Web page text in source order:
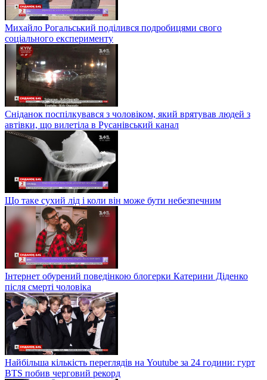
Михайло Рогальський поділився подробицями свого
соціального експерименту
Сніданок поспілкувався з чоловіком, який врятував людей з
автівки, що вилетіла в Русанівський канал
Що таке сухий лід і коли він може бути небезпечним
Інтернет обурений поведінкою блогерки Катерини Діденко
після смерті чоловіка
Найбільша кількість переглядів на Youtube за 24 години: гурт
BTS побив черговий рекорд